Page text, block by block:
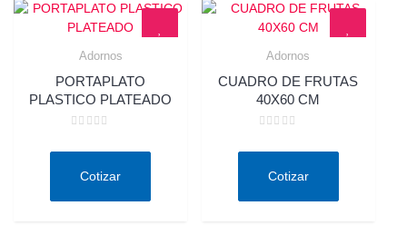
Adornos
PORTAPLATO
PLASTICO PLATEADO
deCotizar
Adornos
CUADRO DE FRUTAS
40X60 CM
deCotizar